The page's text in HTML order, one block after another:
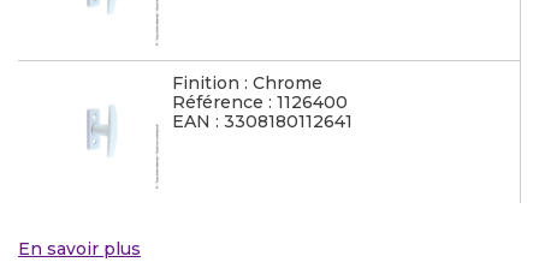
Finition : Chrome
Référence : 1126400
EAN : 3308180112641
En savoir plus